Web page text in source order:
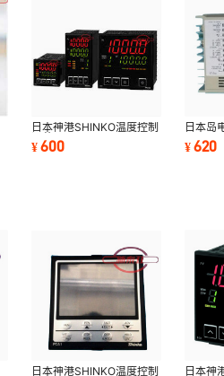
日本神港SHINKO温度控制
调节器BCD2A00-00
¥600
日本岛
器
¥620
日本神港SHINKO温度控制
日本神